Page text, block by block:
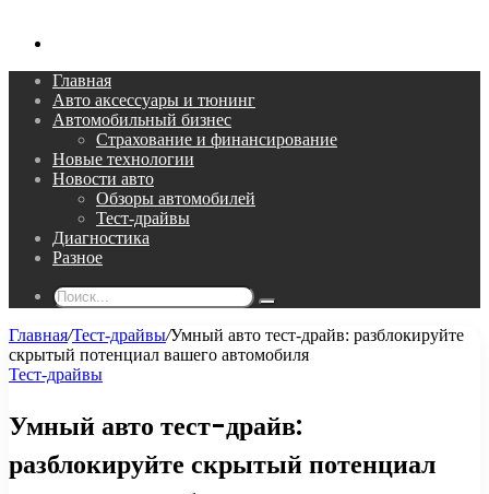
Главная
Авто аксессуары и тюнинг
Автомобильный бизнес
Страхование и финансирование
Новые технологии
Новости авто
Обзоры автомобилей
Тест-драйвы
Диагностика
Разное
Поиск...
Главная/Тест-драйвы/Умный авто тест-драйв: разблокируйте
скрытый потенциал вашего автомобиля
Тест-драйвы
Умный авто тест-драйв:
разблокируйте скрытый потенциал